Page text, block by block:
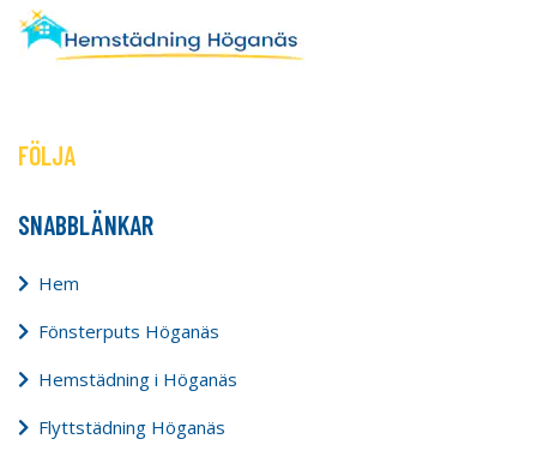
FÖLJA
SNABBLÄNKAR
Hem
Fönsterputs Höganäs
Hemstädning i Höganäs
Flyttstädning Höganäs